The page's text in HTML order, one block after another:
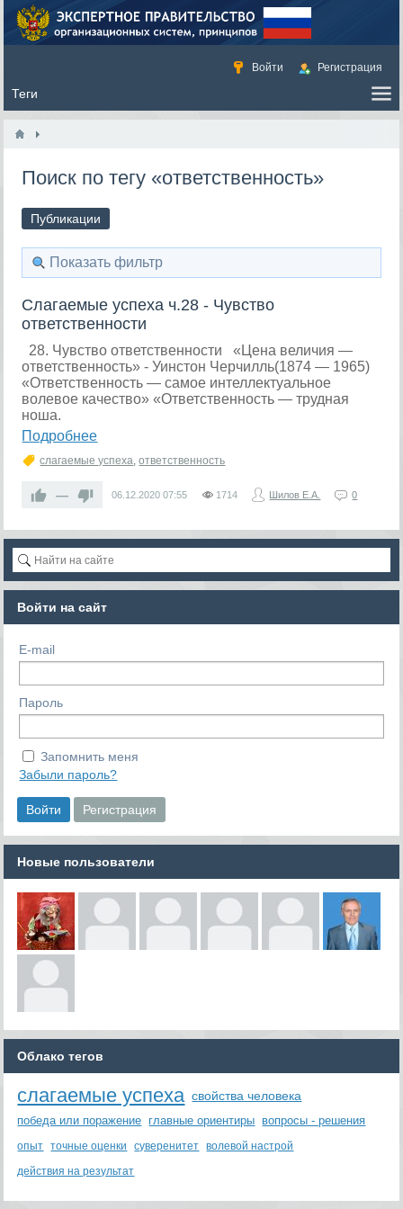
Войти Регистрация
Поиск по тегу «ответственность»
Публикации
Показать фильтр
Слагаемые успеха ч.28 - Чувство
ответственности
28. Чувство ответственности «Цена величия —
ответственность» - Уинстон Черчилль(1874 — 1965)
«Ответственность — самое интеллектуальное
волевое качество» «Ответственность — трудная
ноша.
Подробнее
слагаемые успеха,ответственность
— 06.12.2020 07:55 1714 Шилов Е.А. 0
Войти на сайт
E-mail
Пароль
Запомнить меня
Забыли пароль?
Новые пользователи
Облако тегов
слагаемые успеха свойства человека
победа или поражение главные ориентиры вопросы - решения
опыт точные оценки суверенитет
волевой настрой
действия на результат